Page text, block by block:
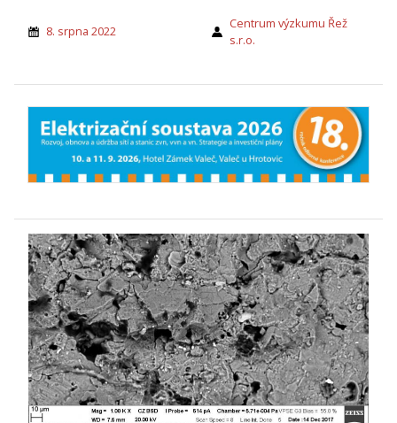
8. srpna 2022
Centrum výzkumu Řež
s.r.o.